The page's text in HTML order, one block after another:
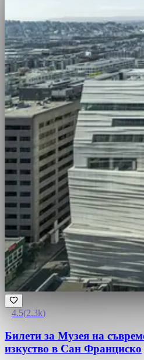
4.5(2.3k)
Билети за Музея на
изкуство в Сан Франциско